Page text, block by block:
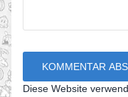
Diese Website